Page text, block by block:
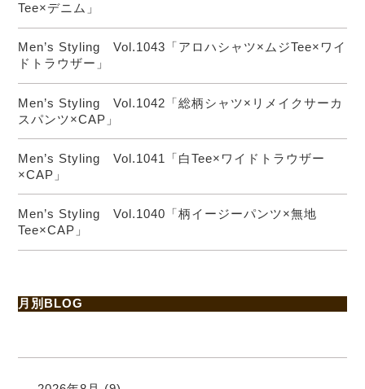
Tee×デニム」
Men’s Styling Vol.1043「アロハシャツ×ムジTee×ワイ
ドトラウザー」
Men’s Styling Vol.1042「総柄シャツ×リメイクサーカ
スパンツ×CAP」
Men’s Styling Vol.1041「白Tee×ワイドトラウザー
×CAP」
Men’s Styling Vol.1040「柄イージーパンツ×無地
Tee×CAP」
月別BLOG